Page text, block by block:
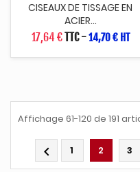
CISEAUX DE TISSAGE EN
ACIER...
17,64 €TTC-14,70 € HT
Affichage 61-120 de 191
 1 2 3